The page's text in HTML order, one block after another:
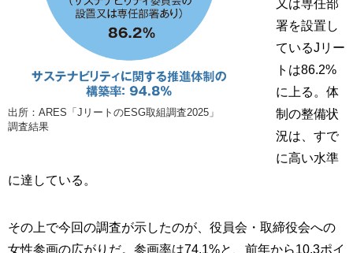
出所：ARES「JリートのESG取組調査2025」
調査結果
又は専任部
署を設置し
ているJリー
トは86.2%
に上る。体
制の整備状
況は、すで
に高い水準
に達している。
その上で今回の調査が示したのが、役員会・取締役会への
女性参画の広がりだ。参画率は74.1%と、前年から10.3ポイ